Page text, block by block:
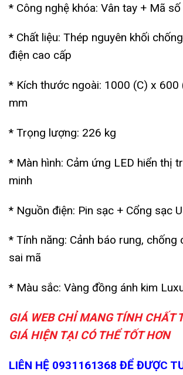
* Công nghệ khóa: Vân tay + Mã
* Chất liệu: Thép nguyên khối
điện cao cấp
* Kích thước ngoài: 1000 (C) x 600
mm
* Trọng lượng: 226 kg
* Màn hình: Cảm ứng LED hiển thị
minh
* Nguồn điện: Pin sạc + Cổng sạc
* Tính năng: Cảnh báo rung, chống
sai mã
* Màu sắc: Vàng đồng ánh kim
GIÁ WEB CHỈ MANG TÍNH CHẤT
GIÁ HIỆN TẠI CÓ THỂ TỐT HƠN
LIÊN HỆ 0931161368 ĐỂ ĐƯỢC